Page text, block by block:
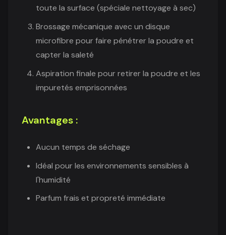
toute la surface (spéciale nettoyage à sec)
Brossage mécanique avec un disque
microfibre pour faire pénétrer la poudre et
capter la saleté
Aspiration finale pour retirer la poudre et les
impuretés emprisonnées
Avantages :
Aucun temps de séchage
Idéal pour les environnements sensibles à
l'humidité
Parfum frais et propreté immédiate